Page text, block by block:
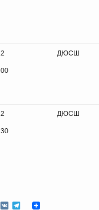
ДЮСШ
ДЮСШ
Odnoklassniki
VK Telegram